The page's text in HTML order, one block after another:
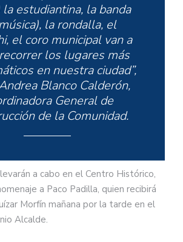
la estudiantina, la banda
la rondalla, el
el coro municipal van a
los lugares más
en nuestra ciudad”,
Blanco Calderón,
General de
de la Comunidad.
a cabo en el Centro Histórico,
a Paco Padilla, quien recibirá
Morfín mañana por la tarde en el
Alcalde.